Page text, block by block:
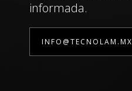
informada.
INFO@TECNOLAM.MX